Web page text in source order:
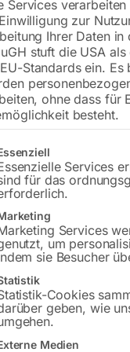
Services
zur
Ihrer Daten
stuft die USA
Standards ein.
ohne dass für
besteht.
eine Liste der
Services
für das
Services
um
sie Besucher
Cookies
geben, wie
Medien